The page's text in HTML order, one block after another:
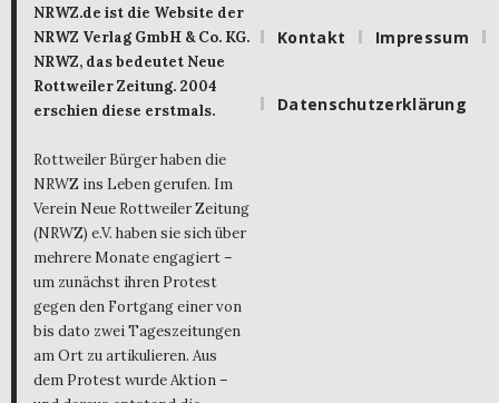
NRWZ.de ist die Website der
NRWZ Verlag GmbH & Co. KG.
NRWZ, das bedeutet Neue
Rottweiler Zeitung. 2004
erschien diese erstmals.
Rottweiler Bürger haben die
NRWZ ins Leben gerufen. Im
Verein Neue Rottweiler Zeitung
(NRWZ) e.V. haben sie sich über
mehrere Monate engagiert –
um zunächst ihren Protest
gegen den Fortgang einer von
bis dato zwei Tageszeitungen
am Ort zu artikulieren. Aus
dem Protest wurde Aktion –
Kontakt Impressum
Datenschutzerklärung